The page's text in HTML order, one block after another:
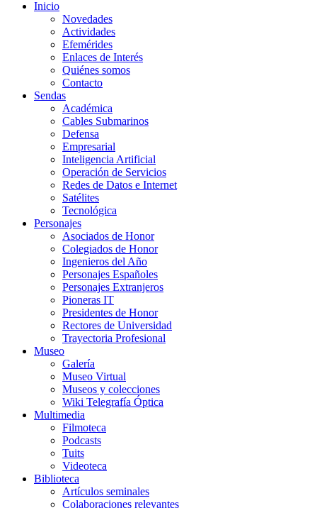
Inicio
Novedades
Actividades
Efemérides
Enlaces de Interés
Quiénes somos
Contacto
Sendas
Académica
Cables Submarinos
Defensa
Empresarial
Inteligencia Artificial
Operación de Servicios
Redes de Datos e Internet
Satélites
Tecnológica
Personajes
Asociados de Honor
Colegiados de Honor
Ingenieros del Año
Personajes Españoles
Personajes Extranjeros
Pioneras IT
Presidentes de Honor
Rectores de Universidad
Trayectoria Profesional
Museo
Galería
Museo Virtual
Museos y colecciones
Wiki Telegrafía Óptica
Multimedia
Filmoteca
Podcasts
Tuits
Videoteca
Biblioteca
Artículos seminales
Colaboraciones relevantes